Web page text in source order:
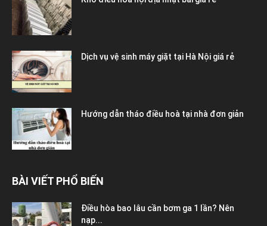
Dịch vụ vệ sinh máy giặt tại Hà Nội giá rẻ
Hướng dẫn tháo điều hoà tại nhà đơn giản
BÀI VIẾT PHỔ BIẾN
Điều hòa bao lâu cần bơm ga 1 lần? Nên
nạp...